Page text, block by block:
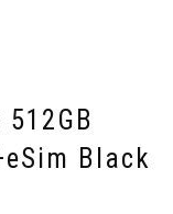
Black